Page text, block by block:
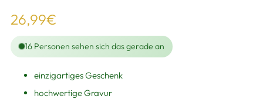
Regulärer
Preis
26,99€
16 Personen sehen sich das gerade an
einzigartiges Geschenk
hochwertige Gravur